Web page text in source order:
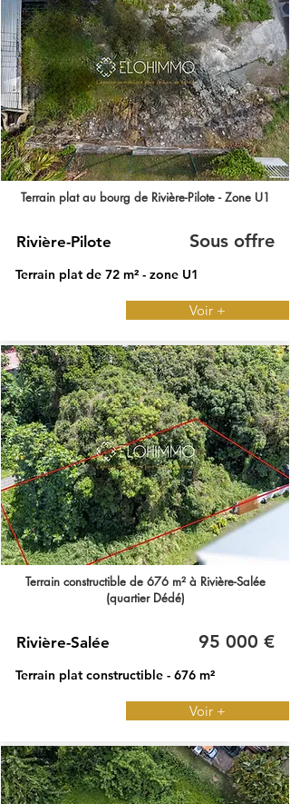
Terrain plat au bourg de Rivière-Pilote - Zone U1
Rivière-Pilote Sous offre
Terrain plat de 72 m² - zone U1
Voir +
Terrain constructible de 676 m² à Rivière-Salée
(quartier Dédé)
Rivière-Salée 95 000 €
Terrain plat constructible - 676 m²
Voir +